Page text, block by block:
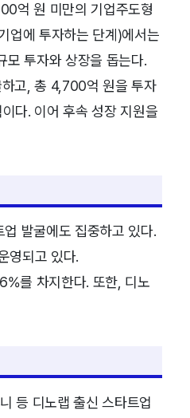
억 원 미만의 기업주도형
업에 투자하는 단계)에서는
모 투자와 상장을 돕는다.
고, 총 4,700억 원을 투자
다. 이어 후속 성장 지원을
발굴에도 집중하고 있다.
영되고 있다.
를 차지한다. 또한, 디노
등 디노랩 출신 스타트업